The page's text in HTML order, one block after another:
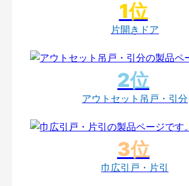
片開きドア
アウトセット吊戸・引分
巾広引戸・片引